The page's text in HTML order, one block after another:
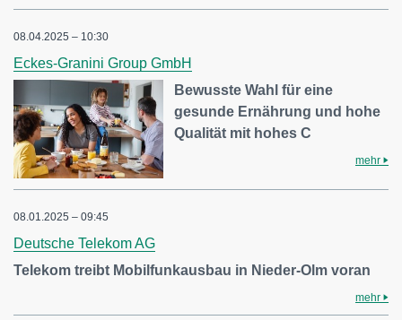
08.04.2025 – 10:30
Eckes-Granini Group GmbH
Bewusste Wahl für eine
gesunde Ernährung und hohe
Qualität mit hohes C
mehr
08.01.2025 – 09:45
Deutsche Telekom AG
Telekom treibt Mobilfunkausbau in Nieder-Olm voran
mehr